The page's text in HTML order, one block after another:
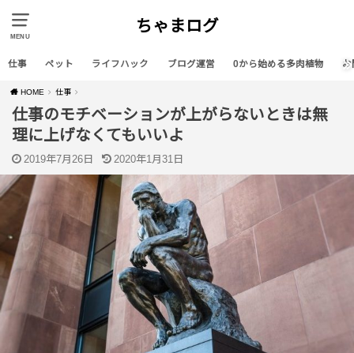
MENU
ちゃまログ
仕事 ペット ライフハック ブログ運営 0から始める多肉植物 お
HOME 仕事
仕事のモチベーションが上がらないときは無
理に上げなくてもいいよ
2019年7月26日 2020年1月31日